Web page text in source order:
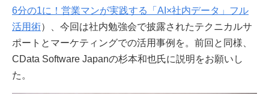
6分の1に！営業マンが実践する「AI×社内データ」フル
活用術）、今回は社内勉強会で披露されたテクニカルサ
ポートとマーケティングでの活用事例を。前回と同様、
CData Software Japanの杉本和也氏に説明をお願いし
た。